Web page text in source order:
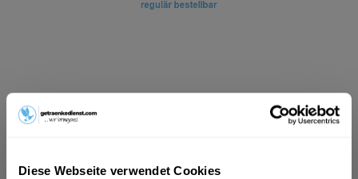
Diese Webseite verwendet Cookies
ab 4,89 € *
Vorrätig